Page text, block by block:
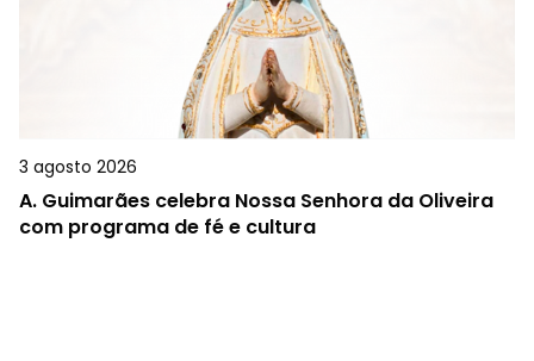
3 agosto 2026
A. Guimarães celebra Nossa Senhora da Oliveira
com programa de fé e cultura